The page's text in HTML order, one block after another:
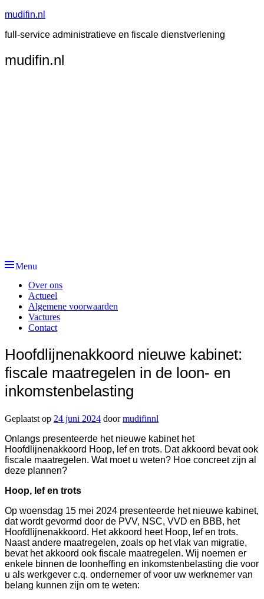
Skip
content
mudifin.nl
full-service administratieve en fiscale dienstverlening
Header
mudifin.nl
Menu
Hoofdmenu
Over ons
Actueel
Algemene voorwaarden
Vactures
Contact
Hoofdlijnenakkoord nieuwe kabinet:
fiscale maatregelen in de loon- en
inkomstenbelasting
Geplaatst op 24 juni 2024 doormudifinnl
Onlangs presenteerde het nieuwe kabinet het
Hoofdlijnenakkoord Hoop, lef en trots. Dat akkoord bevat ook
fiscale maatregelen. Wat moet u weten? Hoe concreet zijn al
deze plannen?
Hoop, lef en trots
Op woensdag 15 mei 2024 presenteerde het nieuwe kabinet,
dat wordt gevormd door de PVV, NSC, VVD en BBB, het
Hoofdlijnenakkoord. Het akkoord heet Hoop, lef en trots.
Naast andere maatregelen, zoals op het vlak van migratie,
bevat het akkoord ook fiscale maatregelen. Wij noemen er
enkele binnen de loonheffing en inkomstenbelasting die voor
u als werkgever c.q. ondernemer of voor uw werknemer van
belang kunnen zijn om te weten: